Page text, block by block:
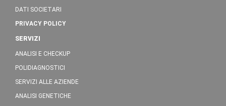
DATI SOCIETARI
PRIVACY POLICY
SERVIZI
ANALISI E CHECKUP
POLIDIAGNOSTICI
SERVIZI ALLE AZIENDE
ANALISI GENETICHE